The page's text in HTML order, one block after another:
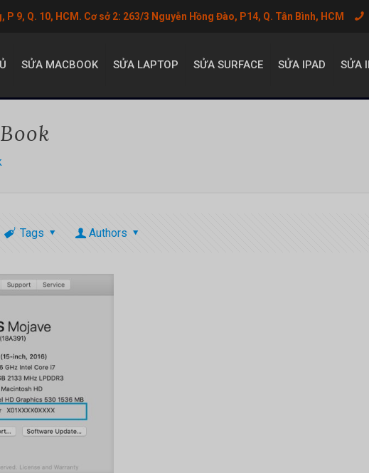
9, Q. 10, HCM. Cơ sở 2: 263/3 Nguyễn Hồng Đào, P14, Q. Tân Bình, HCM
SỬA MACBOOK SỬA LAPTOP SỬA SURFACE SỬA IPAD SỬA
Tags Authors